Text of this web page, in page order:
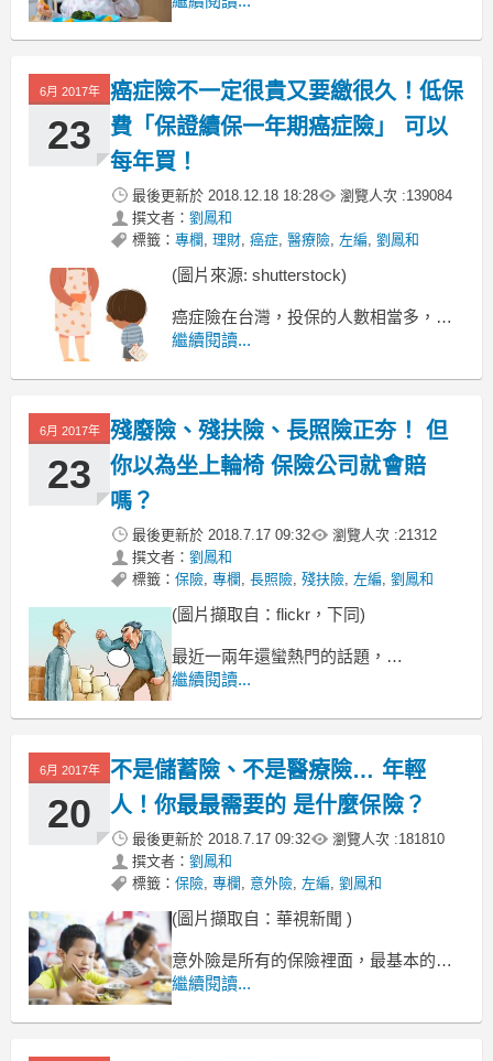
確），
一種保險
6月 2017年
23
癌症險不一定很貴又要繳很久！低保
費「保證續保一年期癌症險」 可以
每年買！
最後更新於 2018.12.18 18:28 瀏覽人次 :139084
撰文者： 劉鳳和
標籤： 專欄 , 理財, 癌症, 醫療險, 左編, 劉鳳和
(圖片來源: shutterstock)
癌症險在台灣，投保的人數相當多，
但每人買的內容、理賠的金額，
而且近年來因為癌症險的保費也越來越
繼續閱讀...
6月 2017年
23
殘廢險、殘扶險、長照險正夯！ 但
你以為坐上輪椅 保險公司就會賠
嗎？
最後更新於 2018.7.17 09:32 瀏覽人次 :21312
撰文者： 劉鳳和
標籤： 保險, 專欄 , 長照險, 殘扶險, 左編, 劉鳳和
(圖片擷取自：flickr，下同)
最近一兩年還蠻熱門的話題，
就是殘廢險、殘扶險、
已經有超多的讀者打電話來諮詢我
繼續閱讀...
6月 2017年
20
不是儲蓄險、不是醫療險… 年輕
人！你最最需要的 是什麼保險？
最後更新於 2018.7.17 09:32 瀏覽人次 :181810
撰文者： 劉鳳和
標籤： 保險, 專欄 , 意外險, 左編, 劉鳳和
(圖片擷取自：華視新聞 )
意外險是所有的保險裡面，最基本的險
種之一。
建議在購買保險之前，
繼續閱讀...